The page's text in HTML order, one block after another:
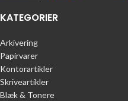
KATEGORIER
Arkivering
Papirvarer
Kontorartikler
Skriveartikler
Blæk & Tonere